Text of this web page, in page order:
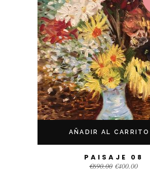
AÑADIR AL CARRITO
PAISAJE 08
€690.00 €400.00